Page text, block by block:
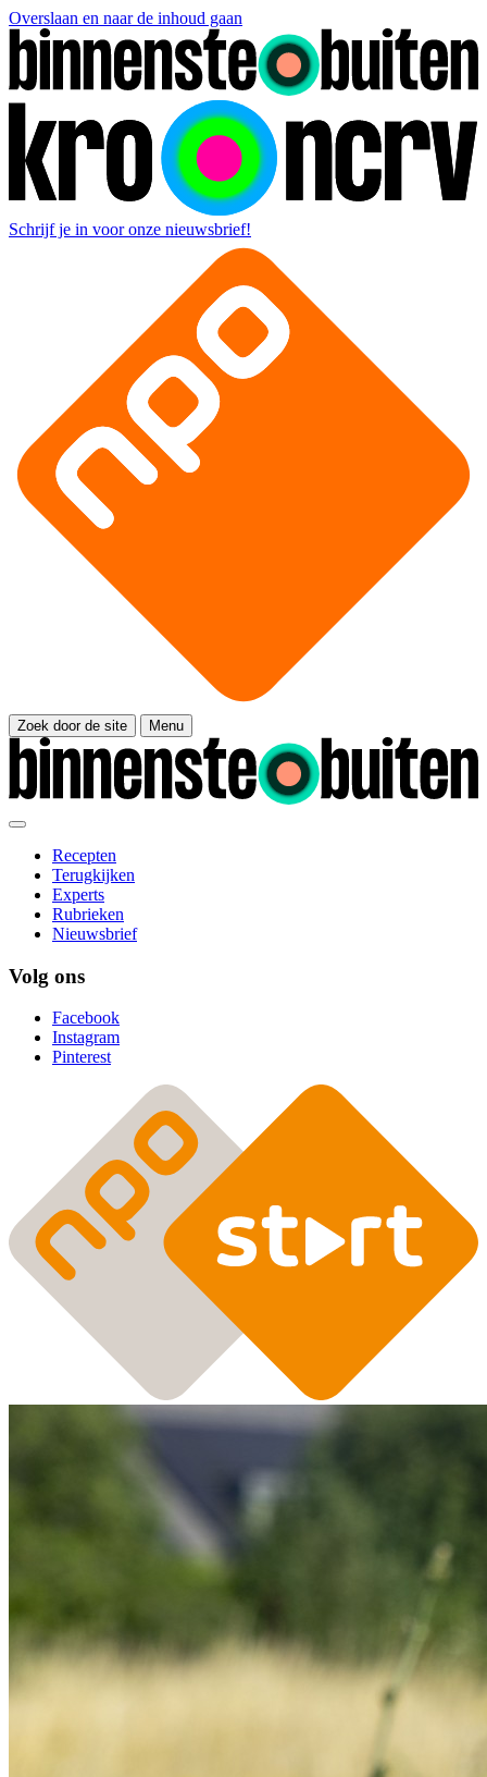
Overslaan en naar de inhoud gaan
Schrijf je in voor onze nieuwsbrief!
Zoek door de site Menu
Recepten
Terugkijken
Experts
Rubrieken
Nieuwsbrief
Volg ons
Facebook
Instagram
Pinterest